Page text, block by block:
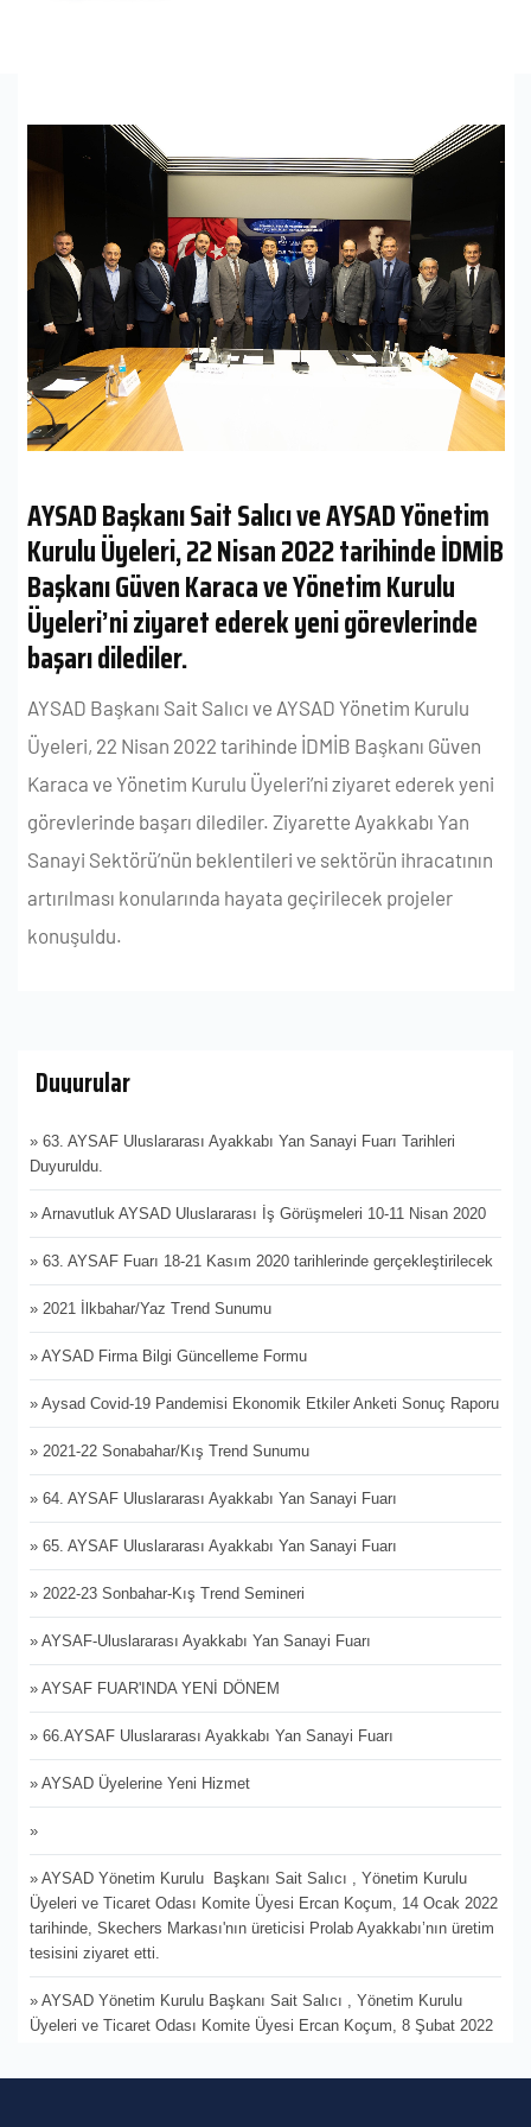
AYSAD Başkanı Sait Salıcı ve AYSAD Yönetim
Kurulu Üyeleri, 22 Nisan 2022 tarihinde İDMİB
Başkanı Güven Karaca ve Yönetim Kurulu
Üyeleri’ni ziyaret ederek yeni görevlerinde
başarı dilediler.
AYSAD Başkanı Sait Salıcı ve AYSAD Yönetim Kurulu
Üyeleri, 22 Nisan 2022 tarihinde İDMİB Başkanı Güven
Karaca ve Yönetim Kurulu Üyeleri’ni ziyaret ederek yeni
görevlerinde başarı dilediler. Ziyarette Ayakkabı Yan
Sanayi Sektörü’nün beklentileri ve sektörün ihracatının
artırılması konularında hayata geçirilecek projeler
konuşuldu.
Duyurular
» 63. AYSAF Uluslararası Ayakkabı Yan Sanayi Fuarı Tarihleri
Duyuruldu.
» Arnavutluk AYSAD Uluslararası İş Görüşmeleri 10-11 Nisan 2020
» 63. AYSAF Fuarı 18-21 Kasım 2020 tarihlerinde gerçekleştirilecek
» 2021 İlkbahar/Yaz Trend Sunumu
» AYSAD Firma Bilgi Güncelleme Formu
» Aysad Covid-19 Pandemisi Ekonomik Etkiler Anketi Sonuç Raporu
» 2021-22 Sonabahar/Kış Trend Sunumu
» 64. AYSAF Uluslararası Ayakkabı Yan Sanayi Fuarı
» 65. AYSAF Uluslararası Ayakkabı Yan Sanayi Fuarı
» 2022-23 Sonbahar-Kış Trend Semineri
» AYSAF-Uluslararası Ayakkabı Yan Sanayi Fuarı
» AYSAF FUAR'INDA YENİ DÖNEM
» 66.AYSAF Uluslararası Ayakkabı Yan Sanayi Fuarı
» AYSAD Üyelerine Yeni Hizmet
»
» AYSAD Yönetim Kurulu Başkanı Sait Salıcı , Yönetim Kurulu
Üyeleri ve Ticaret Odası Komite Üyesi Ercan Koçum, 14 Ocak 2022
tarihinde, Skechers Markası'nın üreticisi Prolab Ayakkabı’nın üretim
tesisini ziyaret etti.
» AYSAD Yönetim Kurulu Başkanı Sait Salıcı , Yönetim Kurulu
Üyeleri ve Ticaret Odası Komite Üyesi Ercan Koçum, 8 Şubat 2022